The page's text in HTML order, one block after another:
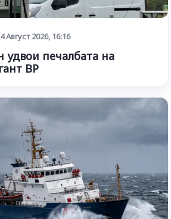
4 Август 2026, 16:16
удвои печалбата на
BP